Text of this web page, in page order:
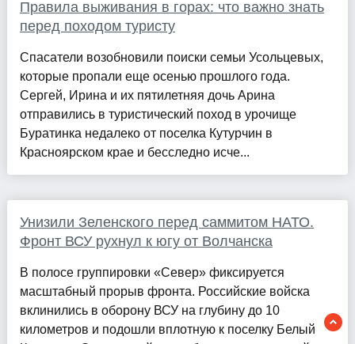
Правила выживания в горах: что важно знать
перед походом туристу
Спасатели возобновили поиски семьи Усольцевых,
которые пропали еще осенью прошлого года.
Сергей, Ирина и их пятилетняя дочь Арина
отправились в туристический поход в урочище
Буратинка недалеко от поселка Кутурчин в
Красноярском крае и бесследно исче...
Унизили Зеленского перед саммитом НАТО.
Фронт ВСУ рухнул к югу от Волчанска
В полосе группировки «Север» фиксируется
масштабный прорыв фронта. Российские войска
вклинились в оборону ВСУ на глубину до 10
километров и подошли вплотную к поселку Белый